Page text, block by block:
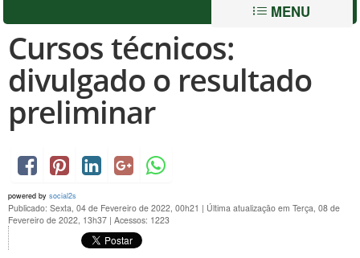
MENU
Cursos técnicos:
divulgado o resultado
preliminar
powered by social2s
Publicado: Sexta, 04 de Fevereiro de 2022, 00h21 | Última atualização em Terça, 08 de
Fevereiro de 2022, 13h37 | Acessos: 1223